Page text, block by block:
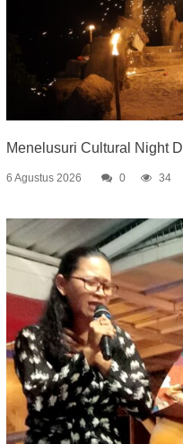
Menelusuri Cultural Night
6 Agustus 2026 0 34